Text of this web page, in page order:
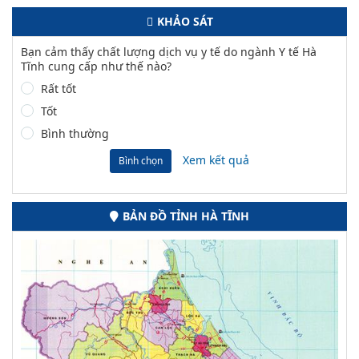
KHẢO SÁT
Bạn cảm thấy chất lượng dịch vụ y tế do ngành Y tế Hà
Tĩnh cung cấp như thế nào?
Rất tốt
Tốt
Bình thường
Bình chọn Xem kết quả
BẢN ĐỒ TỈNH HÀ TĨNH